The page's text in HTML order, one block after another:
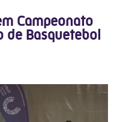
Campeonato
Basquetebol